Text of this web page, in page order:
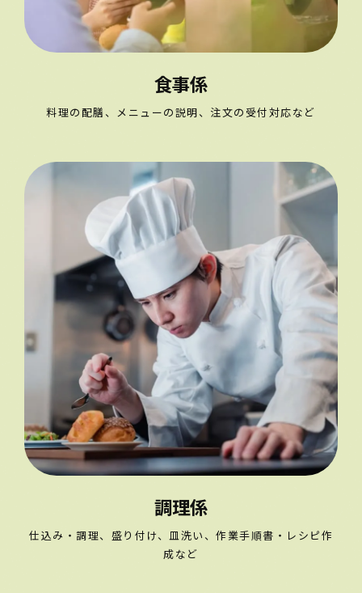
食事係
料理の配膳、メニューの説明、注文の受付対応など
調理係
仕込み・調理、盛り付け、皿洗い、作業手順書・レシピ作
成など